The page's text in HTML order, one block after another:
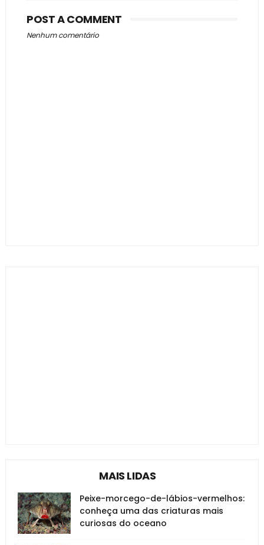
POST A COMMENT
Nenhum comentário
MAIS LIDAS
Peixe-morcego-de-lábios-vermelhos:
conheça uma das criaturas mais
curiosas do oceano